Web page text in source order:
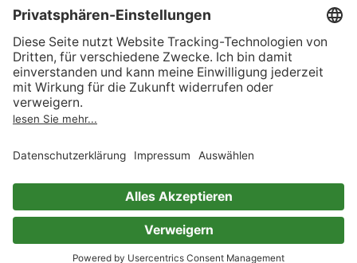
AGB
Informationen nach Data
Act
Verträge hier kündigen
Impressum
Immer ein gutes Buch